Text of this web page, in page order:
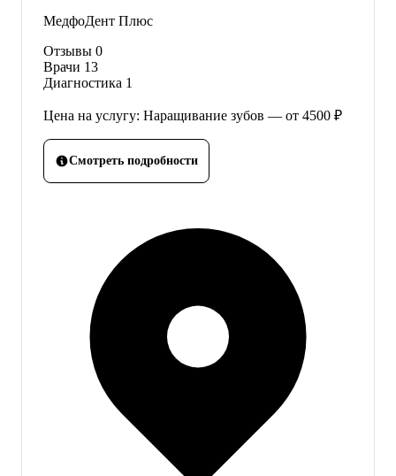
МедфоДент Плюс
Отзывы 0
Врачи 13
Диагностика 1
Цена на услугу: Наращивание зубов — от 4500 ₽
Смотреть подробности